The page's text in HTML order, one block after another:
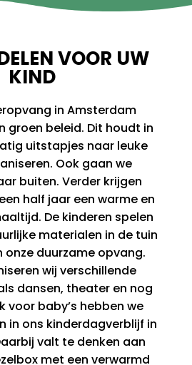
VOOR UW
KIND
in Amsterdam
groen beleid. Dit houdt in
uitstapjes naar leuke
Ook gaan we
buiten. Verder krijgen
half jaar een warme en
De kinderen spelen
materialen in de tuin
onze duurzame opvang.
wij verschillende
dansen, theater en nog
voor baby’s hebben we
in ons kinderdagverblijf in
valt te denken aan
met een verwarmd